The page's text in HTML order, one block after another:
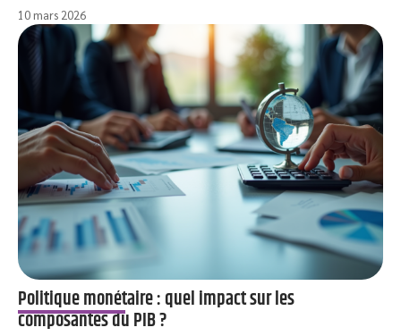
10 mars 2026
Politique monétaire : quel impact sur les
composantes du PIB ?